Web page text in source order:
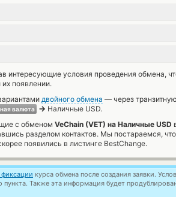
интересующие условия проведения обмена,
появлении.
двойного обмена — через
валюта → Наличные USD.
с обменом VeChain (VET) на Наличные USD
разделом контактов. Мы постараемся,
появились в листинге BestChange.
фиксации курса обмена после создания заявки.
Также эта информация будет